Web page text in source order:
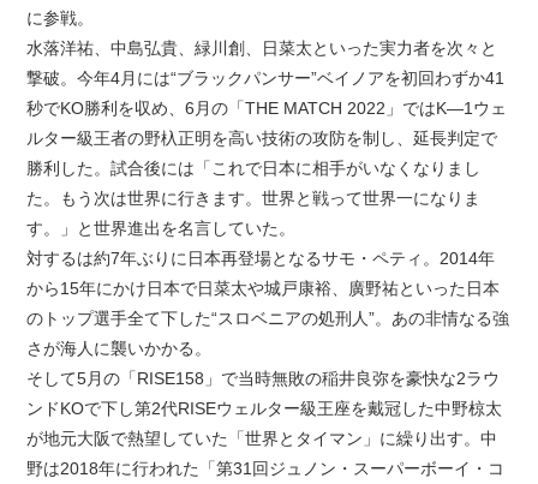
に参戦。
水落洋祐、中島弘貴、緑川創、日菜太といった実力者を次々と
撃破。今年4月には“ブラックパンサー”ベイノアを初回わずか41
秒でKO勝利を収め、6月の「THE MATCH 2022」ではK―1ウェ
ルター級王者の野杁正明を高い技術の攻防を制し、延長判定で
勝利した。試合後には「これで日本に相手がいなくなりまし
た。もう次は世界に行きます。世界と戦って世界一になりま
す。」と世界進出を名言していた。
対するは約7年ぶりに日本再登場となるサモ・ペティ。2014年
から15年にかけ日本で日菜太や城戸康裕、廣野祐といった日本
のトップ選手全て下した“スロベニアの処刑人”。あの非情なる強
さが海人に襲いかかる。
そして5月の「RISE158」で当時無敗の稲井良弥を豪快な2ラウ
ンドKOで下し第2代RISEウェルター級王座を戴冠した中野椋太
が地元大阪で熱望していた「世界とタイマン」に繰り出す。中
野は2018年に行われた「第31回ジュノン・スーパーボーイ・コ